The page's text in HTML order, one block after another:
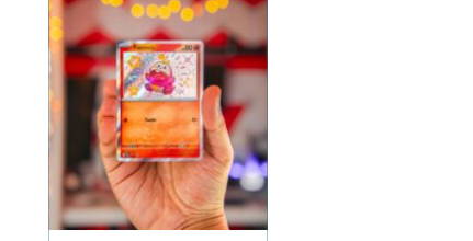
till hur den syns i trafik...